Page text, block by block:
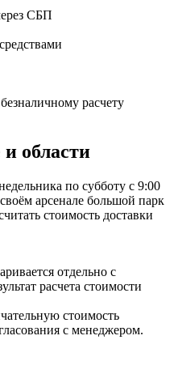
СБП
расчету
области
по субботу с 9:00
арсенале большой парк
стоимость доставки
отдельно с
расчета стоимости
стоимость
с менеджером.